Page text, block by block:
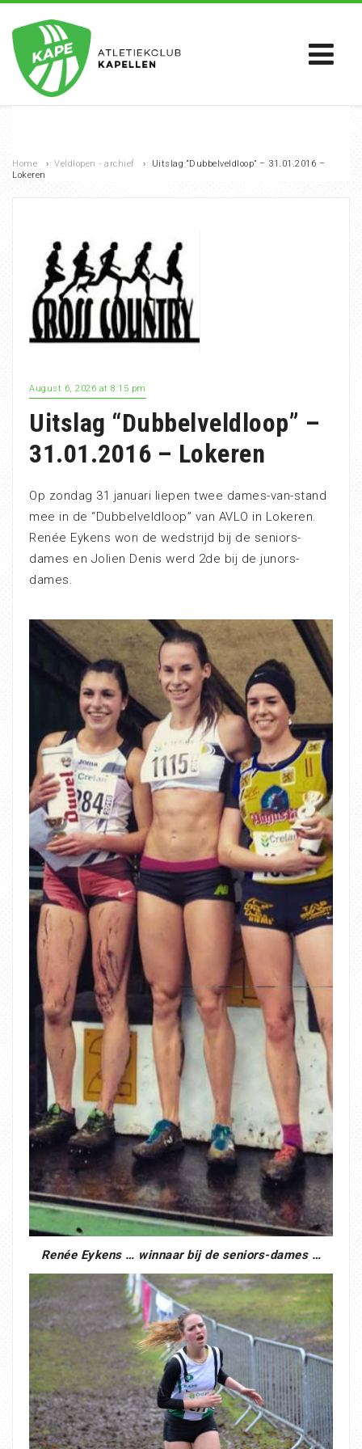
Home › Veldlopen - archief ›
Uitslag “Dubbelveldloop” – 31.01.2016 –
Lokeren
August 6, 2026 at 8:15 pm
Uitslag “Dubbelveldloop” –
31.01.2016 – Lokeren
Op zondag 31 januari liepen twee dames-van-stand
mee in de “Dubbelveldloop” van AVLO in Lokeren.
Renée Eykens won de wedstrijd bij de seniors-
dames en Jolien Denis werd 2de bij de junors-
dames.
Renée Eykens … winnaar bij de seniors-dames …